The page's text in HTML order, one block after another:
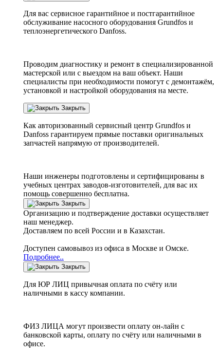
Для вас сервисное гарантийное и постгарантийное
обслуживание насосного оборудования Grundfos и
теплоэнергетического Danfoss.
Проводим диагностику и ремонт в специализированной
мастерской или с выездом на ваш объект. Наши
специалисты при необходимости помогут с демонтажём,
установкой и настройкой оборудования на месте.
Закрыть
Как авторизованный сервисный центр Grundfos и
Danfoss гарантируем прямые поставки оригинальных
запчастей напрямую от производителей.
Наши инженеры подготовлены и сертифицированы в
учебных центрах заводов-изготовителей, для вас их
помощь совершенно бесплатна.
Закрыть
Организацию и подтверждение доставки осуществляет
наш менеджер.
Доставляем по всей России и в Казахстан.
Доступен самовывоз из офиса в Москве и Омске.
Подробнее..
Закрыть
Для ЮР ЛИЦ привычная оплата по счёту или
наличными в кассу компании.
ФИЗ ЛИЦА могут произвести оплату он-лайн с
банковской карты, оплату по счёту или наличными в
офисе.